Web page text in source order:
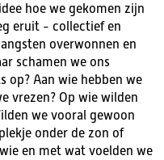
hoe we gekomen zijn
eruit - collectief en
overwonnen en
schamen we ons
op? Aan wie hebben we
vrezen? Op wie wilden
we vooral gewoon
onder de zon of
en met wat voelden we